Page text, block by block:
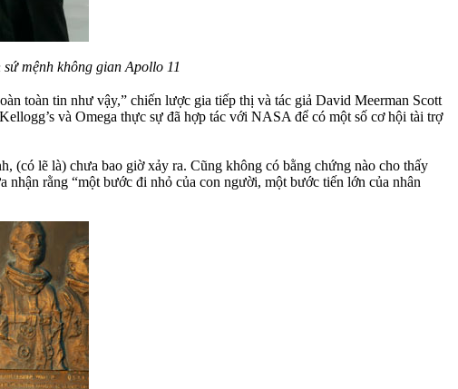
mệnh không gian Apollo 11
toàn tin như vậy,” chiến lược gia tiếp thị và tác giả David Meerman Scott
và Omega thực sự đã hợp tác với NASA để có một số cơ hội tài trợ
(có lẽ là) chưa bao giờ xảy ra. Cũng không có bằng chứng nào cho thấy
rằng “một bước đi nhỏ của con người, một bước tiến lớn của nhân